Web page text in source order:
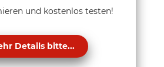
und kostenlos testen!
Details bitte...